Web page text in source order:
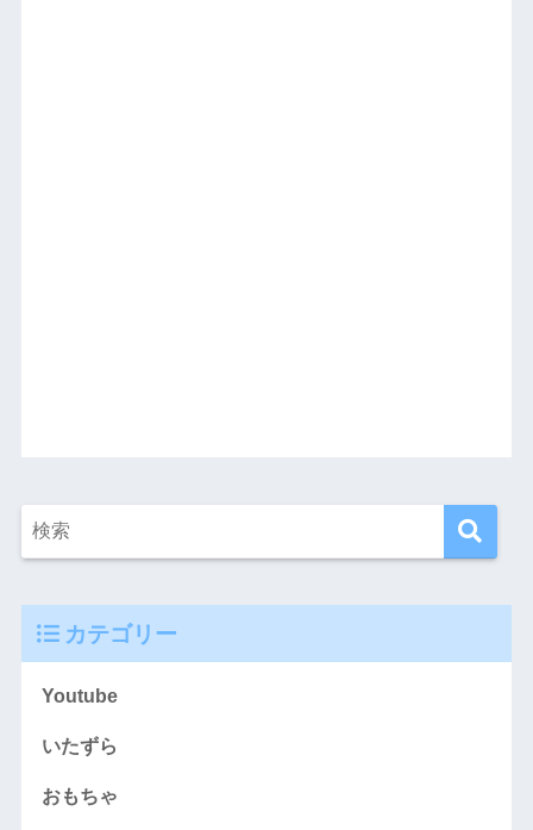
カテゴリー
Youtube
いたずら
おもちゃ